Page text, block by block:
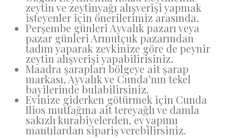
zeytin ve zeytinyağı alışverişi yapmak
isteyenler için önerilerimiz arasında.
Perşembe günleri Ayvalık pazarı veya
pazar günleri Armutçuk pazarından
tadım yaparak zevkinize göre de peynir
zeytin alışverişi yapabilirisiniz.
Maadra şarapları bölgeye ait şarap
markası, Ayvalık ve Cunda’nın tekel
bayilerinde bulabilirsiniz.
Evinize giderken götürmek için Cunda
Ilios mutfağına ait tereyağlı ve damla
sakızlı kurabiyelerden, ev yapımı
mantılardan sipariş verebilirsiniz.